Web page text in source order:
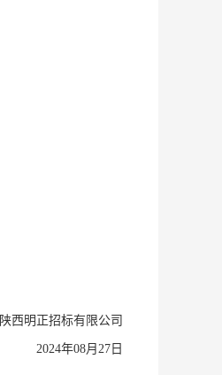
陕西明正招标有限公司
2024年08月27日